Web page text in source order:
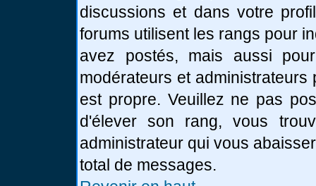
discussions et dans votre
forums utilisent les rangs pour
avez postés, mais aussi
modérateurs et
est propre. Veuillez ne pas
d'élever son rang, vous
administrateur qui vous
total de messages.